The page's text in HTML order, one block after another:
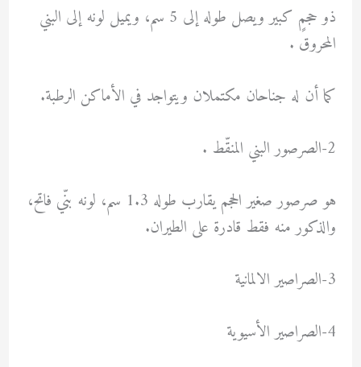
ذو حجمٍ كبير ويصل طوله إلى 5 سم، ويميل لونه إلى البني
المحروق .
كما أن له جناحان مكتملان ويتواجد في الأماكن الرطبة.
2-الصرصور البني المنقّط .
هو صرصور صغير الحجم يقارب طوله 1.3 سم، لونه بنّي فاتح،
والذكور منه فقط قادرة على الطيران.
3-الصراصير الالمانية
4-الصراصير الأسيوية